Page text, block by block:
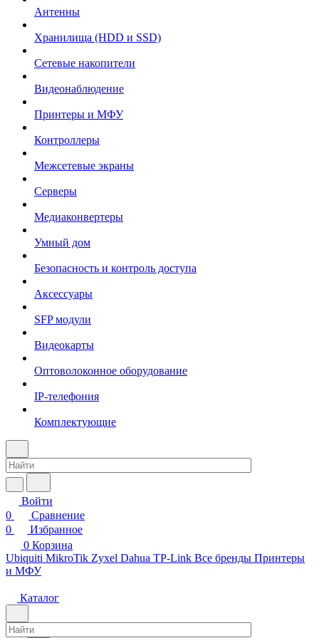
Антенны
Хранилища (HDD и SSD)
Сетевые накопители
Видеонаблюдение
Принтеры и МФУ
Контроллеры
Межсетевые экраны
Серверы
Медиаконвертеры
Умный дом
Безопасность и контроль доступа
Аксессуары
SFP модули
Видеокарты
Оптоволоконное оборудование
IP-телефония
Комплектующие
Войти
0
Сравнение
0
Избранное
0 Корзина
Ubiquiti MikroTik Zyxel Dahua TP-Link Все бренды Принтеры
и МФУ
Каталог